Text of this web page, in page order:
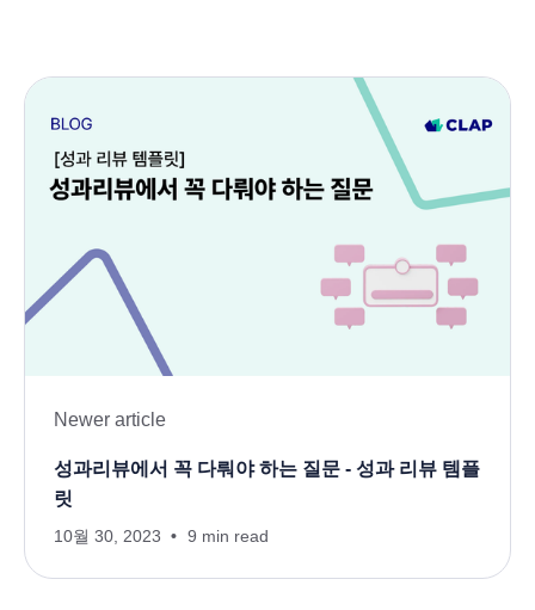
Newer article
성과리뷰에서 꼭 다뤄야 하는 질문 - 성과 리뷰 템플
릿
10월 30, 2023 9 min read